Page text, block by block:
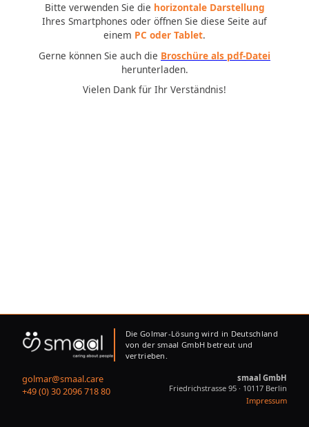
Bitte verwenden Sie die horizontale Darstellung
Ihres Smartphones oder öffnen Sie diese Seite auf
einem PC oder Tablet.
Gerne können Sie auch die Broschüre als pdf-Datei
herunterladen.
Vielen Dank für Ihr Verständnis!
Die Golmar-Lösung wird in Deutschland
von der smaal GmbH betreut und
vertrieben.
golmar@smaal.care
+49 (0) 30 2096 718 80
smaal GmbH
Friedrichstrasse 95 · 10117 Berlin
Impressum